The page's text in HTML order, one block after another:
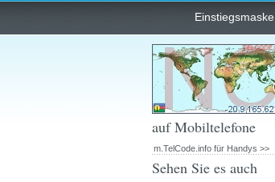
Einstiegsmaske
auf Mobiltelefone
m.TelCode.info für Handys >>
Sehen Sie es auch